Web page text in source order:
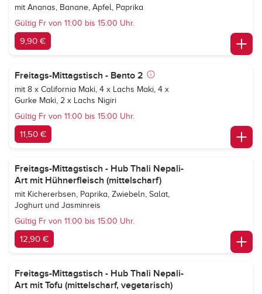
mit Ananas, Banane, Apfel, Paprika
Gültig Fr von 11:00 bis 15:00 Uhr.
9,90 €
Freitags-Mittagstisch - Bento 2
mit 8 x California Maki, 4 x Lachs Maki, 4 x
Gurke Maki, 2 x Lachs Nigiri
Gültig Fr von 11:00 bis 15:00 Uhr.
11,50 €
Freitags-Mittagstisch - Hub Thali Nepali-
Art mit Hühnerfleisch (mittelscharf)
mit Kichererbsen, Paprika, Zwiebeln, Salat,
Joghurt und Jasminreis
Gültig Fr von 11:00 bis 15:00 Uhr.
12,90 €
Freitags-Mittagstisch - Hub Thali Nepali-
Art mit Tofu (mittelscharf, vegetarisch)